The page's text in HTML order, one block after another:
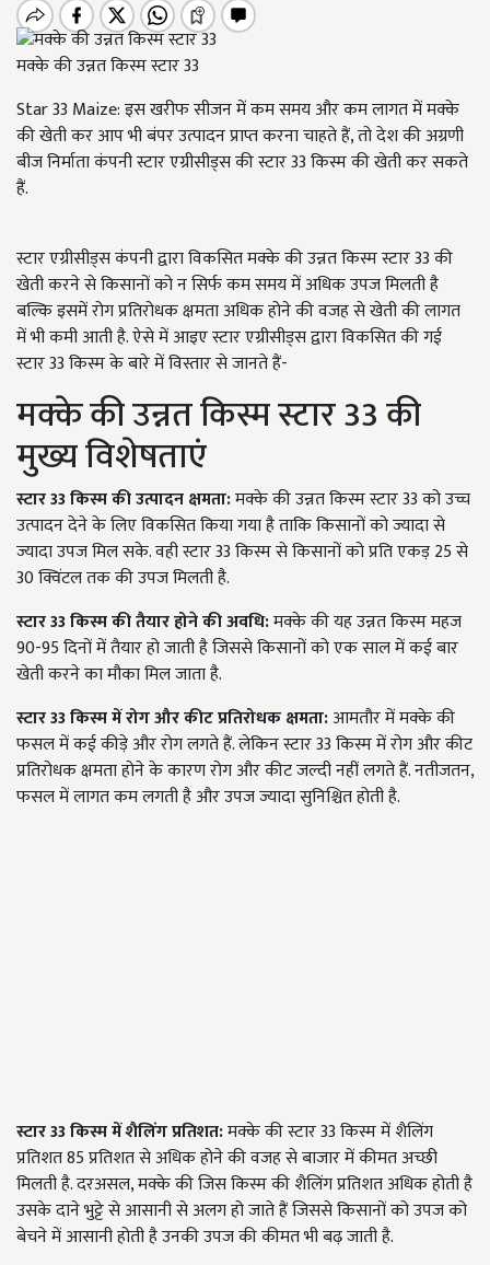
मक्के की उन्नत किस्म स्टार 33
Star 33 Maize: इस खरीफ सीजन में कम समय और कम लागत में मक्के
की खेती कर आप भी बंपर उत्पादन प्राप्त करना चाहते हैं, तो देश की अग्रणी
बीज निर्माता कंपनी स्टार एग्रीसीड्स की स्टार 33 किस्म की खेती कर सकते
हैं.
स्टार एग्रीसीड्स कंपनी द्वारा विकसित मक्के की उन्नत किस्म स्टार 33 की
खेती करने से किसानों को न सिर्फ कम समय में अधिक उपज मिलती है
बल्कि इसमें रोग प्रतिरोधक क्षमता अधिक होने की वजह से खेती की लागत
में भी कमी आती है. ऐसे में आइए स्टार एग्रीसीड्स द्वारा विकसित की गई
स्टार 33 किस्म के बारे में विस्तार से जानते हैं-
मक्के की उन्नत किस्म स्टार 33 की
मुख्य विशेषताएं
स्टार 33 किस्म की उत्पादन क्षमता:मक्के की उन्नत किस्म स्टार 33 को उच्च
उत्पादन देने के लिए विकसित किया गया है ताकि किसानों को ज्यादा से
ज्यादा उपज मिल सके. वही स्टार 33 किस्म से किसानों को प्रति एकड़ 25 से
30 क्विंटल तक की उपज मिलती है.
स्टार 33 किस्म की तैयार होने की अवधि:मक्के की यह उन्नत किस्म महज
90-95 दिनों में तैयार हो जाती है जिससे किसानों को एक साल में कई बार
खेती करने का मौका मिल जाता है.
स्टार 33 किस्म में रोग और कीट प्रतिरोधक क्षमता:आमतौर में मक्के की
फसल में कई कीड़े और रोग लगते हैं. लेकिन स्टार 33 किस्म में रोग और कीट
प्रतिरोधक क्षमता होने के कारण रोग और कीट जल्दी नहीं लगते हैं. नतीजतन,
फसल में लागत कम लगती है और उपज ज्यादा सुनिश्चित होती है.
स्टार 33 किस्म में शैलिंग प्रतिशत:मक्के की स्टार 33 किस्म में शैलिंग
प्रतिशत 85 प्रतिशत से अधिक होने की वजह से बाजार में कीमत अच्छी
मिलती है. दरअसल, मक्के की जिस किस्म की शैलिंग प्रतिशत अधिक होती है
उसके दाने भुट्टे से आसानी से अलग हो जाते हैं जिससे किसानों को उपज को
बेचने में आसानी होती है उनकी उपज की कीमत भी बढ़ जाती है.